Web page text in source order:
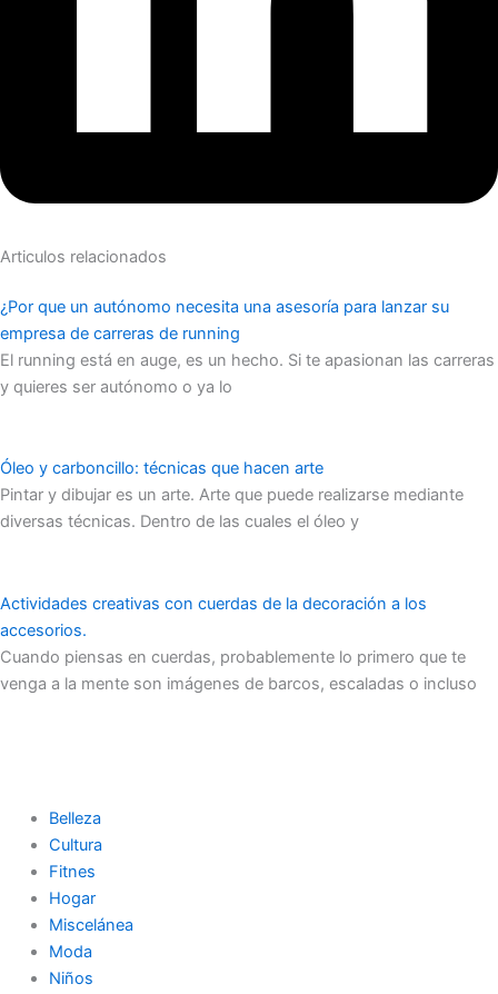
Articulos relacionados
¿Por que un autónomo necesita una asesoría para lanzar su
empresa de carreras de running
El running está en auge, es un hecho. Si te apasionan las carreras
y quieres ser autónomo o ya lo
Óleo y carboncillo: técnicas que hacen arte
Pintar y dibujar es un arte. Arte que puede realizarse mediante
diversas técnicas. Dentro de las cuales el óleo y
Actividades creativas con cuerdas de la decoración a los
accesorios.
Cuando piensas en cuerdas, probablemente lo primero que te
venga a la mente son imágenes de barcos, escaladas o incluso
Belleza
Cultura
Fitnes
Hogar
Miscelánea
Moda
Niños